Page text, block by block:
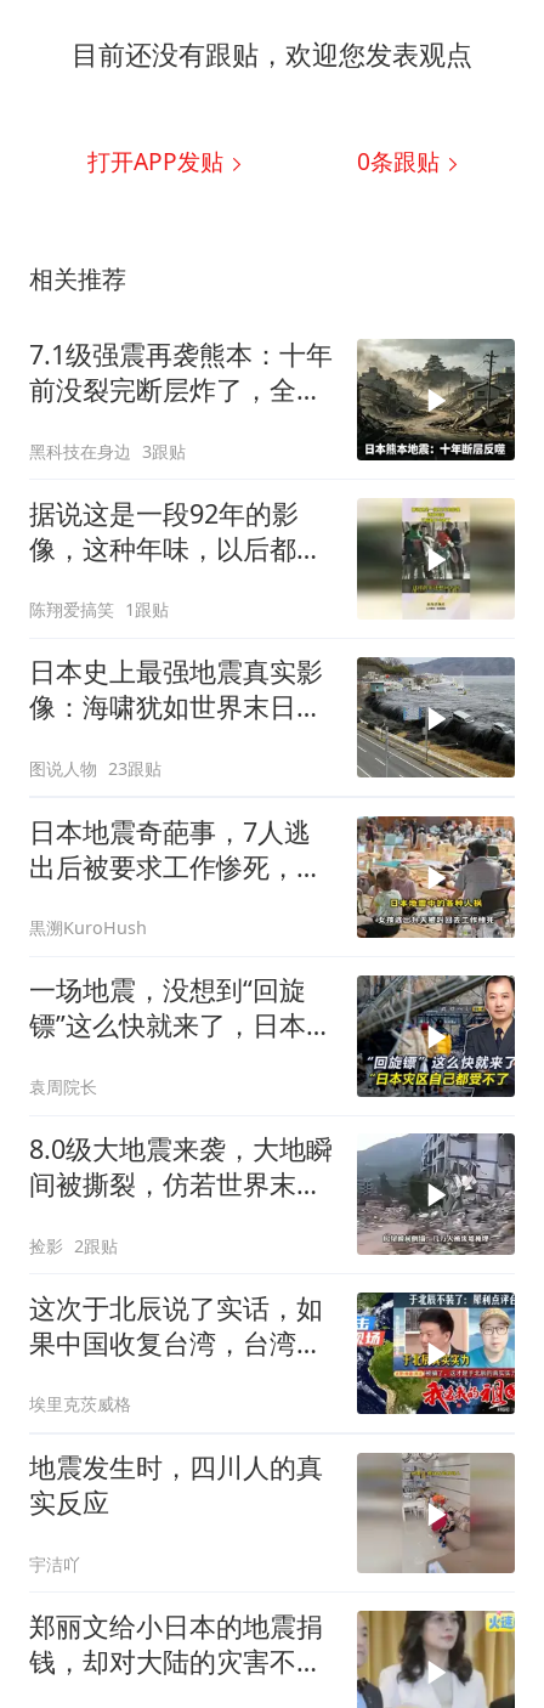
目前还没有跟贴，欢迎您发表观点
打开APP发贴 0条跟贴
相关推荐
7.1级强震再袭熊本：十年
前没裂完断层炸了，全球
黑科技在身边 3跟贴
据说这是一段92年的影
像，这种年味，以后都不
陈翔爱搞笑 1跟贴
日本史上最强地震真实影
像：海啸犹如世界末日，
图说人物 23跟贴
日本地震奇葩事，7人逃
出后被要求工作惨死，救
黒溯KuroHush
一场地震，没想到“回旋
镖”这么快就来了，日本灾
袁周院长
8.0级大地震来袭，大地瞬
间被撕裂，仿若世界末日
捡影 2跟贴
这次于北辰说了实话，如
果中国收复台湾，台湾能
埃里克茨威格
地震发生时，四川人的真
实反应
宇洁吖
郑丽文给小日本的地震捐
钱，却对大陆的灾害不闻